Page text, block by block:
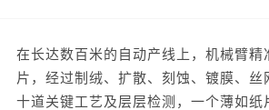
在长达数百米的自动产线上，机械臂精
片， 经过制绒、扩散、刻蚀、镀膜、 丝
十道关键工艺及层层检测 ，一个薄如纸